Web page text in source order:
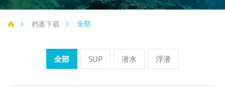
档案下载 全部
全部 SUP 潜水 浮潜